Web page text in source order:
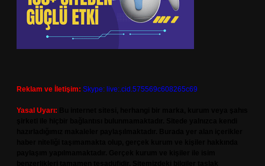
Reklam ve İletişim: Skype: live:.cid.575569c608265c69
Yasal Uyarı: